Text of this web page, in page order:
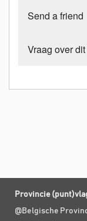
Send a friend
Vraag over
Provincie
@Belgische